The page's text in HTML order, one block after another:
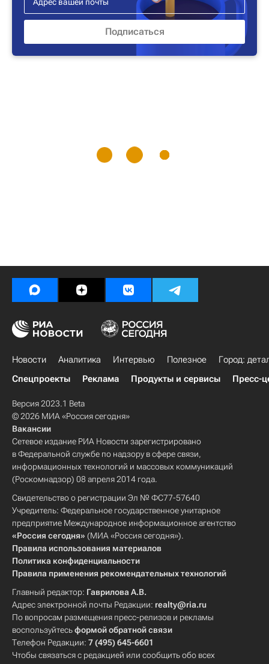
Новости Аналитика Интервью Полезное
Город:
Спецпроекты
Реклама Продукты и сервисы Пресс-
Версия 2023.1 Beta
© 2026 МИА «Россия сегодня»
Вакансии
Сетевое издание РИА Новости зарегистрировано
в Федеральной службе по надзору в сфере связи,
информационных технологий и массовых коммуникаций
(Роскомнадзор) 08 апреля 2014 года.
Свидетельство о регистрации Эл № ФС77-57640
Учредитель: Федеральное государственное унитарное
предприятие Международное информационное агентство
«Россия сегодня» (МИА «Россия сегодня»).
Правила использования материалов
Политика конфиденциальности
Правила применения рекомендательных технологий
Главный редактор: Гаврилова А.В.
Адрес электронной почты Редакции: realty@ria.ru
По вопросам размещения пресс-релизов и рекламы
воспользуйтесьформой обратной связи
Телефон Редакции: 7 (495) 645-6601
Чтобы связаться с редакцией или сообщить обо всех